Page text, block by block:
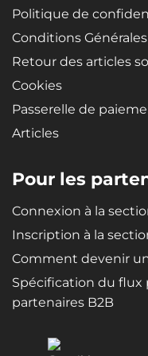
Politique de
Conditions
Retour des articles
Cookies
Passerelle de
Articles
Pour les
Connexion à la
Inscription à la
Comment devenir
Spécification du flux
partenaires B2B